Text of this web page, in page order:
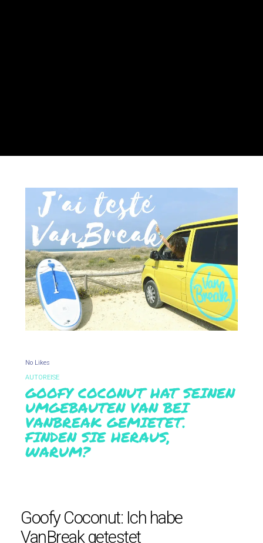
No Likes
AUTOREISE
GOOFY COCONUT HAT SEINEN
UMGEBAUTEN VAN BEI
VANBREAK GEMIETET.
FINDEN SIE HERAUS,
WARUM?
Goofy Coconut: Ich habe
VanBreak getestet